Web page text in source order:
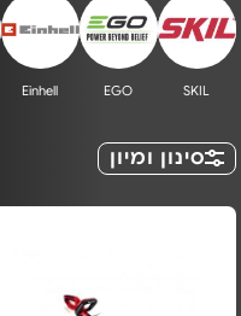
SKIL
EGO
Einhell
סינון ומיון